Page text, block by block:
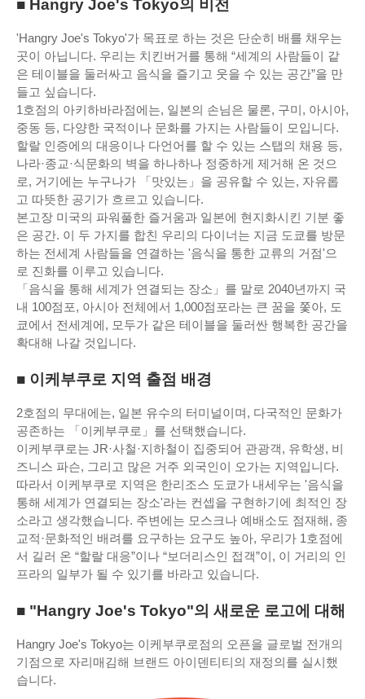
■ Hangry Joe's Tokyo의 비전
'Hangry Joe's Tokyo'가 목표로 하는 것은 단순히 배를 채우는
곳이 아닙니다. 우리는 치킨버거를 통해 “세계의 사람들이 같
은 테이블을 둘러싸고 음식을 즐기고 웃을 수 있는 공간”을 만
들고 싶습니다.
1호점의 아키하바라점에는, 일본의 손님은 물론, 구미, 아시아,
중동 등, 다양한 국적이나 문화를 가지는 사람들이 모입니다.
할랄 인증에의 대응이나 다언어를 할 수 있는 스탭의 채용 등,
나라·종교·식문화의 벽을 하나하나 정중하게 제거해 온 것으
로, 거기에는 누구나가 「맛있는」을 공유할 수 있는, 자유롭
고 따뜻한 공기가 흐르고 있습니다.
본고장 미국의 파워풀한 즐거움과 일본에 현지화시킨 기분 좋
은 공간. 이 두 가지를 합친 우리의 다이너는 지금 도쿄를 방문
하는 전세계 사람들을 연결하는 '음식을 통한 교류의 거점'으
로 진화를 이루고 있습니다.
「음식을 통해 세계가 연결되는 장소」를 말로 2040년까지 국
내 100점포, 아시아 전체에서 1,000점포라는 큰 꿈을 쫓아, 도
쿄에서 전세계에, 모두가 같은 테이블을 둘러싼 행복한 공간을
확대해 나갈 것입니다.
■ 이케부쿠로 지역 출점 배경
2호점의 무대에는, 일본 유수의 터미널이며, 다국적인 문화가
공존하는 「이케부쿠로」를 선택했습니다.
이케부쿠로는 JR·사철·지하철이 집중되어 관광객, 유학생, 비
즈니스 파슨, 그리고 많은 거주 외국인이 오가는 지역입니다.
따라서 이케부쿠로 지역은 한리조스 도쿄가 내세우는 '음식을
통해 세계가 연결되는 장소'라는 컨셉을 구현하기에 최적인 장
소라고 생각했습니다. 주변에는 모스크나 예배소도 점재해, 종
교적·문화적인 배려를 요구하는 요구도 높아, 우리가 1호점에
서 길러 온 “할랄 대응”이나 “보더리스인 접객”이, 이 거리의 인
프라의 일부가 될 수 있기를 바라고 있습니다.
■ "Hangry Joe's Tokyo"의 새로운 로고에 대해
Hangry Joe's Tokyo는 이케부쿠로점의 오픈을 글로벌 전개의
기점으로 자리매김해 브랜드 아이덴티티의 재정의를 실시했
습니다.